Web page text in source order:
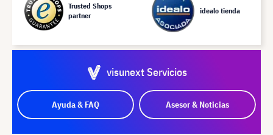
Trusted Shops
partner
idealo tienda
visunext Servicios
Ayuda & FAQ Asesor & Noticias